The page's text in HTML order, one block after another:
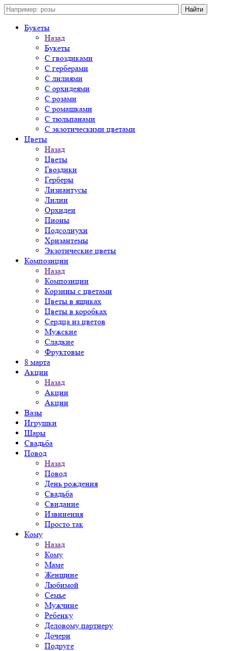
Букеты
Назад
Букеты
С гвоздиками
С герберами
С лилиями
С орхидеями
С розами
С ромашками
С тюльпанами
С экзотическими цветами
Цветы
Назад
Цветы
Гвоздики
Герберы
Лизиантусы
Лилии
Орхидеи
Пионы
Подсолнухи
Хризантемы
Экзотические цветы
Композиции
Назад
Композиции
Корзины с цветами
Цветы в ящиках
Цветы в коробках
Сердца из цветов
Мужские
Сладкие
Фруктовые
8 марта
Акции
Назад
Акции
Акции
Вазы
Игрушки
Шары
Свадьба
Повод
Назад
Повод
День рождения
Свадьба
Свидание
Извинения
Просто так
Кому
Назад
Кому
Маме
Женщине
Любимой
Семье
Мужчине
Ребенку
Деловому партнеру
Дочери
Подруге